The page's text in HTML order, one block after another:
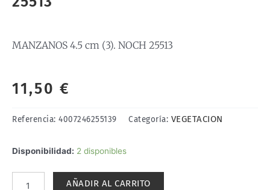
MANZANOS 4.5 cm (3). NOCH 25513
11,50 €
Referencia: 4007246255139 Categoría: VEGETACION
Disponibilidad: 2 disponibles
MANZANOS
AÑADIR AL CARRITO